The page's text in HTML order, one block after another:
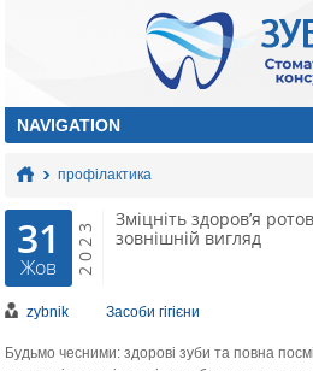
профілактика
31
Жов 2023
Зміцніть здоров’я
зовнішній вигляд
zybnik Засоби гігієни
Будьмо чесними: здорові зуби та повна